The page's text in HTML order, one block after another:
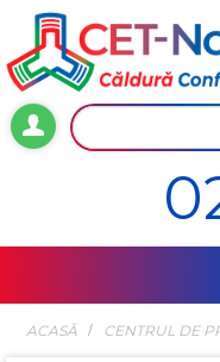
ACASĂ СENTRUL DE